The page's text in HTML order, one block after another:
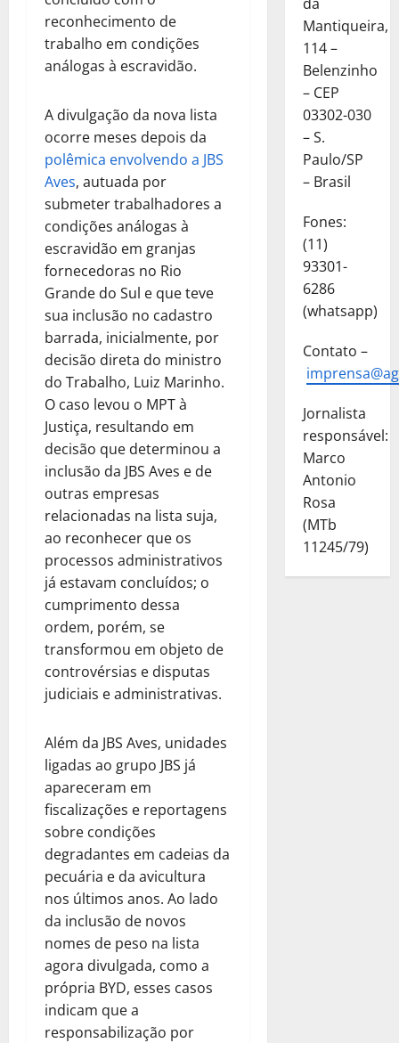
reconhecimento de
trabalho em condições
análogas à escravidão.
A divulgação da nova lista
ocorre meses depois da
polêmica envolvendo a JBS
Aves, autuada por
submeter trabalhadores a
condições análogas à
escravidão em granjas
fornecedoras no Rio
Grande do Sul e que teve
sua inclusão no cadastro
barrada, inicialmente, por
decisão direta do ministro
do Trabalho, Luiz Marinho.
O caso levou o MPT à
Justiça, resultando em
decisão que determinou a
inclusão da JBS Aves e de
outras empresas
relacionadas na lista suja,
ao reconhecer que os
processos administrativos
já estavam concluídos; o
cumprimento dessa
ordem, porém, se
transformou em objeto de
controvérsias e disputas
judiciais e administrativas.
Além da JBS Aves, unidades
ligadas ao grupo JBS já
apareceram em
fiscalizações e reportagens
sobre condições
degradantes em cadeias da
pecuária e da avicultura
nos últimos anos. Ao lado
da inclusão de novos
nomes de peso na lista
agora divulgada, como a
própria BYD, esses casos
indicam que a
responsabilização por
Mantiqueira,
114 –
Belenzinho
– CEP
03302-030
– S.
Paulo/SP
– Brasil
Fones:
(11)
93301-
6286
(whatsapp)
Contato –
Jornalista
responsável:
Marco
Antonio
Rosa
(MTb
11245/79)